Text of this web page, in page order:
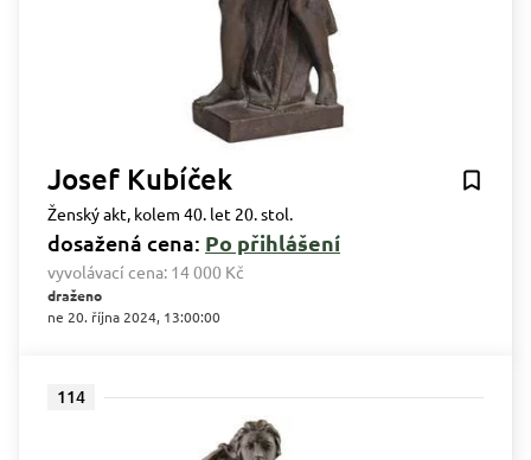
Josef Kubíček
Ženský akt, kolem 40. let 20. stol.
dosažená cena: Po přihlášení
vyvolávací cena: 14 000 Kč
draženo
ne 20. října 2024, 13:00:00
114